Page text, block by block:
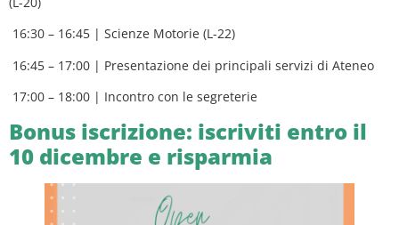
16:30 – 16:45 | Scienze Motorie (L-22)
16:45 – 17:00 | Presentazione dei principali servizi di Ateneo
17:00 – 18:00 | Incontro con le segreterie
Bonus iscrizione: iscriviti entro il
10 dicembre e risparmia